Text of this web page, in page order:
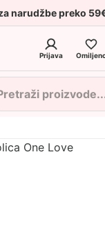
narudžbe preko
Prijava